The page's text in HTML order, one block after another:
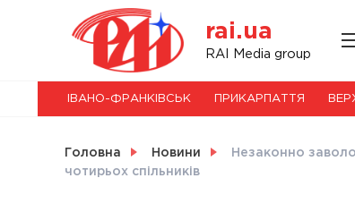
rai.ua
RAI Media group
НОВИНИ
СВІТ
ІВАНО-ФРАНКІВСЬК ПРИКАРПАТТЯ
Головна Новини
Незаконно
чотирьох спільників